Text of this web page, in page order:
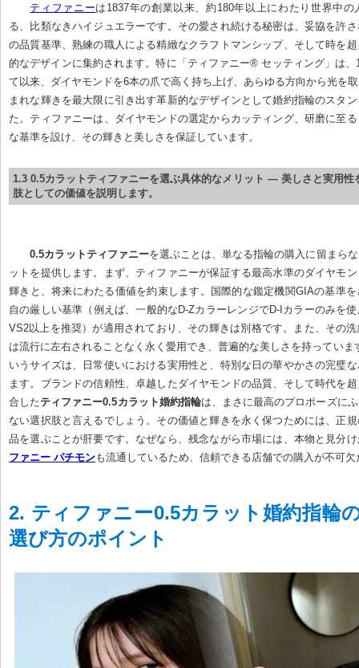
ティファニーは1837年の創業以来、約180年以上にわたり世界中の
る、比類なきハイジュエラーです。その愛され続ける秘密は、妥協を許
の品質基準、熟練の職人による精緻なクラフトマンシップ、そして時を
的なデザインに集約されます。特に「ティファニー® セッティング」は、
て以来、ダイヤモンドを6本の爪で高く持ち上げ、あらゆる方向から光を
まれな輝きを最大限に引き出す革新的なデザインとして婚約指輪のスタ
た。ティファニーは、ダイヤモンドの選定からカッティング、研磨に至
な基準を設け、その輝きと美しさを保証しています。
1.3 0.5カラットティファニーを選ぶ具体的なメリット — 美しさと実用性
肢としての価値を説明します。
0.5カラットティファニーを選ぶことは、単なる指輪の購入に留まら
ットを提供します。まず、ティファニーが保証する最高水準のダイヤモ
輝きと、将来にわたる価値を約束します。国際的な鑑定機関GIAの基準
自の厳しい基準（例えば、一般的なD-ZカラーレンジでD-Iカラーのみを
VS2以上を推奨）が適用されており、その輝きは別格です。また、その
は流行に左右されることなく永く愛用でき、普遍的な美しさを持っていま
いうサイズは、日常使いにおける実用性と、特別な日の華やかさの完璧
ます。ブランドの信頼性、卓越したダイヤモンドの品質、そして時代を
合したティファニー0.5カラット婚約指輪は、まさに最高のプロポーズに
ない選択肢と言えるでしょう。その価値と輝きを永く保つためには、正
品を選ぶことが肝要です。なぜなら、残念ながら市場には、本物と見分
ファニー パチモンも流通しているため、信頼できる店舗での購入が不可
2. ティファニー0.5カラット婚約指輪
選び方のポイント